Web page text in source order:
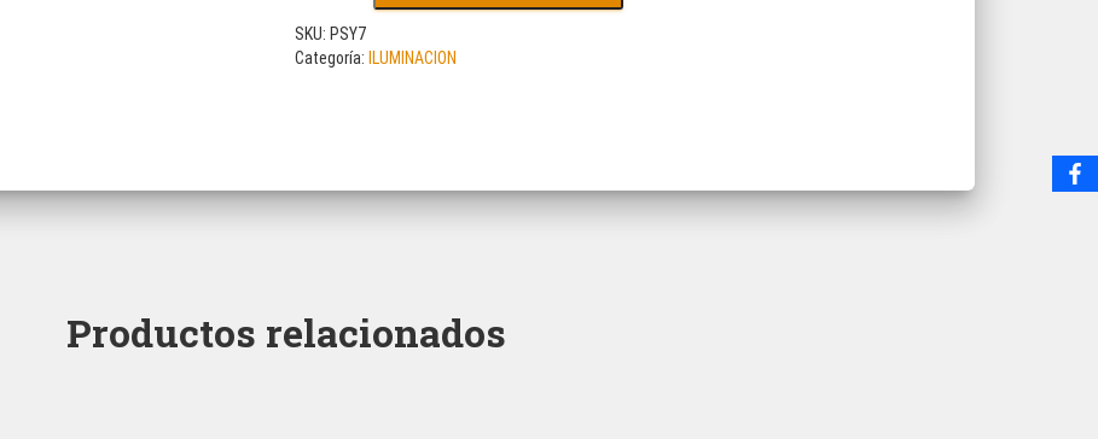
SKU: PSY7
Categoría: ILUMINACION
Productos relacionados